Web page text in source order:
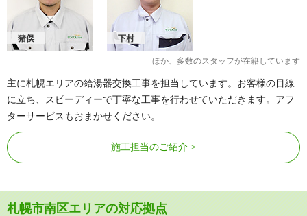
猪俣 下村
ほか、多数のスタッフが在籍しています
主に札幌エリアの給湯器交換工事を担当しています。お客様の目線
に立ち、スピーディーで丁寧な工事を行わせていただきます。アフ
ターサービスもおまかせください。
施工担当のご紹介
札幌市南区エリアの対応拠点